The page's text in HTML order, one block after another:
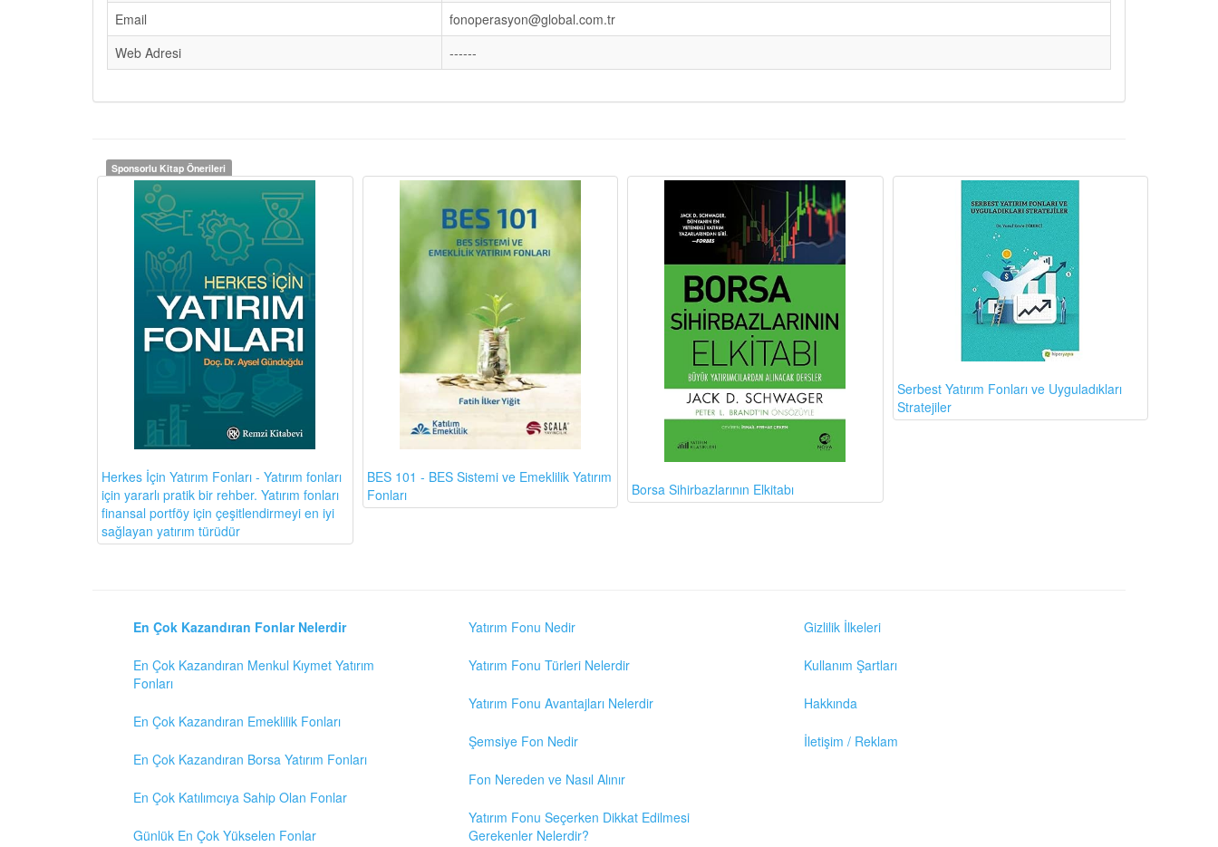
Email
fonoperasyon@global.com.tr
Web Adresi
------
Sponsorlu Kitap Önerileri
Herkes İçin Yatırım Fonları - Yatırım fonları
için yararlı pratik bir rehber. Yatırım fonları
finansal portföy için çeşitlendirmeyi en iyi
sağlayan yatırım türüdür
BES 101 - BES Sistemi ve Emeklilik Yatırım
Fonları
Borsa Sihirbazlarının Elkitabı
Serbest Yatırım Fonları ve Uyguladıkları
Stratejiler
En Çok Kazandıran Fonlar Nelerdir
En Çok Kazandıran Menkul Kıymet Yatırım
Fonları
En Çok Kazandıran Emeklilik Fonları
En Çok Kazandıran Borsa Yatırım Fonları
En Çok Katılımcıya Sahip Olan Fonlar
Günlük En Çok Yükselen Fonlar
Yatırım Fonu Nedir
Yatırım Fonu Türleri Nelerdir
Yatırım Fonu Avantajları Nelerdir
Şemsiye Fon Nedir
Fon Nereden ve Nasıl Alınır
Yatırım Fonu Seçerken Dikkat Edilmesi
Gerekenler Nelerdir?
Gizlilik İlkeleri
Kullanım Şartları
Hakkında
İletişim / Reklam